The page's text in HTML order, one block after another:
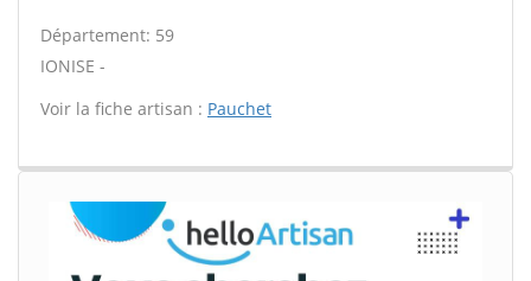
Département: 59
IONISE -
Voir la fiche artisan : Pauchet